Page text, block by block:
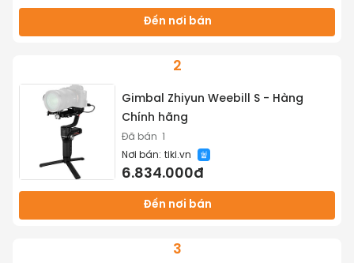
Đến nơi bán
2
Gimbal Zhiyun Weebill S - Hàng
Chính hãng
Đã bán 1
Nơi bán: tiki.vn
6.834.000đ
Đến nơi bán
3